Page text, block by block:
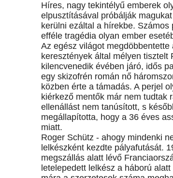
Híres, nagy tekintélyű emberek
elpusztításával próbálják
kerülni ezáltal a hírekbe.
efféle tragédia olyan ember
Az egész világot
keresztények által mélyen tisztelt
kilencvenedik évében járó, idős
egy skizofrén román nő
közben érte a támadás. A perjel
kiérkező mentők már nem tudtak
ellenállást nem tanúsított, s
megállapította, hogy a 36 éves
miatt.
Roger Schütz - ahogy mindenki
lelkészként kezdte pályafutását.
megszállás alatt lévő
letelepedett lelkész a háború